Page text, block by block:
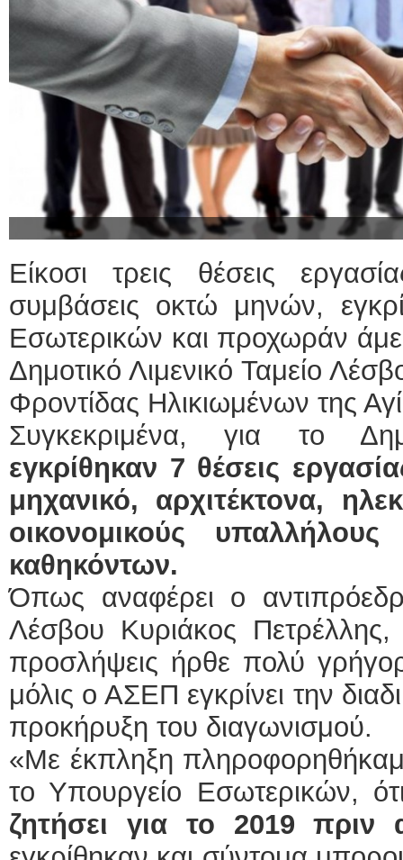
Είκοσι τρεις θέσεις
συμβάσεις οκτώ μηνών,
Εσωτερικών και προχωράν
Δημοτικό Λιμενικό Ταμείο
Φροντίδας Ηλικιωμένων της
Συγκεκριμένα, για το
εγκρίθηκαν 7 θέσεις
μηχανικό, αρχιτέκτονα,
οικονομικούς
καθηκόντων.
Όπως αναφέρει ο
Λέσβου Κυριάκος Πετρέλλης,
προσλήψεις ήρθε πολύ
μόλις ο ΑΣΕΠ εγκρίνει την
προκήρυξη του διαγωνισμού.
«Με έκπληξη
το Υπουργείο Εσωτερικών,
ζητήσει για το 2019 πριν